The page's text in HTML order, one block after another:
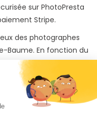
sur PhotoPresta
Stripe.
des photographes
Baume. En fonction du
votre shooting photo, et
vous contactez, des
mais ils sont
votre devis.